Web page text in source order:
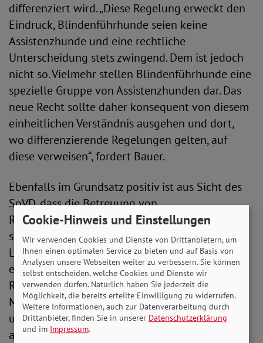
differenziert wird. „Diese Regelung erweckt den
Eindruck, Blindenführhunde seien keine
Assistenzhunde und eine rechtliche
Unterscheidung stets zwingend. Dem ist jedoch
nicht so. Vielmehr stellen Blindenführhunde eine
spezielle Gruppe von Assistenzhunden dar. Das
neue Recht sollte daher konsequent von diesem
einheitlichen Verständnis ausgehen und dort,
wo differenzierende Regelungen gelten, auf
diese verweisen“, fordert Bauer.
Ebenfalls im Grundsatz positiv ist aus Sicht des
SoVD, dass die Betreuung von
Rehabilitand*innen nach SGB II besser werden
soll. Bisher galt, dass allgemeine und besondere
Leistungen zur Teilhabe am Arbeitsleben nur
erbracht werden dürfen, wenn nicht ein anderer
Reha-Träger im Sinne des SGB IX zuständig ist.
Menschen, die ihre Reha
und Wiedereingliederung noch nicht
abgeschlossen hatten, durften somit auch keine
Cookie-Hinweis und Einstellungen
Wir verwenden Cookies und Dienste von Drittanbietern, um
Ihnen einen optimalen Service zu bieten und auf Basis von
Analysen unsere Webseiten weiter zu verbessern. Sie können
selbst entscheiden, welche Cookies und Dienste wir
verwenden dürfen. Natürlich haben Sie jederzeit die
Möglichkeit, die bereits erteilte Einwilligung zu widerrufen.
Weitere Informationen, auch zur Datenverarbeitung durch
Drittanbieter, finden Sie in unserer Datenschutzerklärung
und im Impressum.